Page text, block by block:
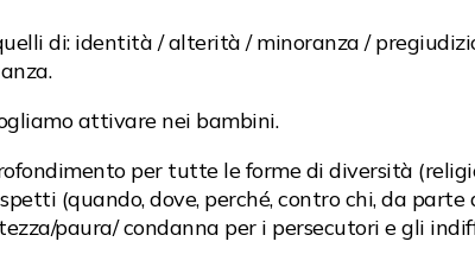
di: identità / alterità / minoranza /
attivare nei bambini.
per tutte le forme di diversità
(quando, dove, perché, contro chi, da parte
paura/ condanna per i persecutori e gli